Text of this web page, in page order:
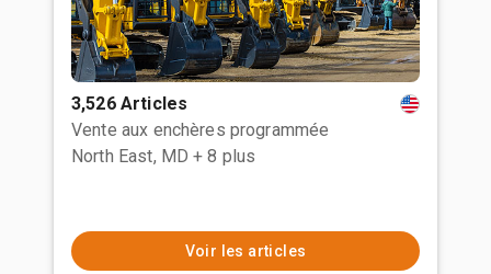
3,526 Articles
Vente aux enchères programmée
North East, MD + 8 plus
Voir les articles